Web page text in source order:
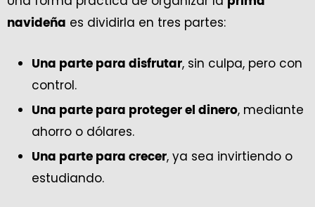
navideña es dividirla en tres partes:
Una parte para disfrutar, sin culpa, pero con
control.
Una parte para proteger el dinero, mediante
ahorro o dólares.
Una parte para crecer, ya sea invirtiendo o
estudiando.